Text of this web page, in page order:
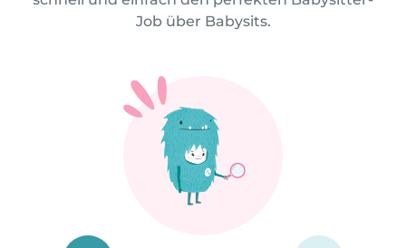
Job über Babysits.